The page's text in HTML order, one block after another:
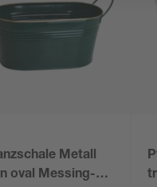
Metall
oval Messing-